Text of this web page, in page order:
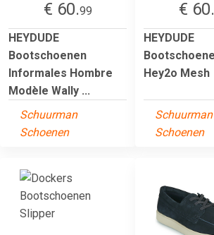
€ 60.99
HEYDUDE
Bootschoenen
Informales Hombre
Modèle Wally ...
Schuurman
Schoenen
€ 60.
HEYDUDE
Hey2o Mesh
Schuurman
Schoenen